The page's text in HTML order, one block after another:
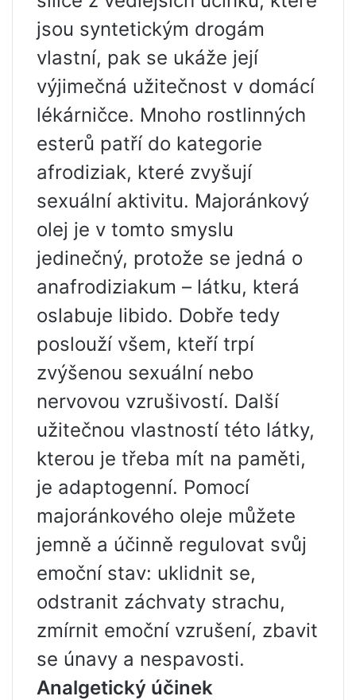
jsou syntetickým drogám
vlastní, pak se ukáže její
výjimečná užitečnost v domácí
lékárničce. Mnoho rostlinných
esterů patří do kategorie
afrodiziak, které zvyšují
sexuální aktivitu. Majoránkový
olej je v tomto smyslu
jedinečný, protože se jedná o
anafrodiziakum – látku, která
oslabuje libido. Dobře tedy
poslouží všem, kteří trpí
zvýšenou sexuální nebo
nervovou vzrušivostí. Další
užitečnou vlastností této látky,
kterou je třeba mít na paměti,
je adaptogenní. Pomocí
majoránkového oleje můžete
jemně a účinně regulovat svůj
emoční stav: uklidnit se,
odstranit záchvaty strachu,
zmírnit emoční vzrušení, zbavit
se únavy a nespavosti.
Analgetický účinek